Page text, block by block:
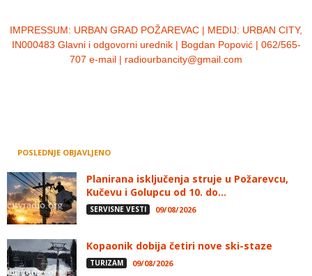
IMPRESSUM: URBAN GRAD POŽAREVAC | MEDIJ: URBAN CITY,
IN000483 Glavni i odgovorni urednik | Bogdan Popović | 062/565-
707 e-mail | radiourbancity@gmail.com
POSLEDNJE OBJAVLJENO
Planirana isključenja struje u Požarevcu,
Kučevu i Golupcu od 10. do...
SERVISNE VESTI 09/08/2026
Kopaonik dobija četiri nove ski-staze
TURIZAM 09/08/2026